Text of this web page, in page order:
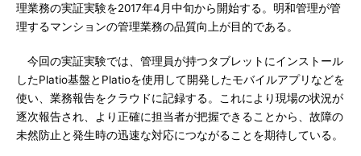
理業務の実証実験を2017年4月中旬から開始する。明和管理が管
理するマンションの管理業務の品質向上が目的である。
今回の実証実験では、管理員が持つタブレットにインストール
したPlatio基盤とPlatioを使用して開発したモバイルアプリなどを
使い、業務報告をクラウドに記録する。これにより現場の状況が
逐次報告され、より正確に担当者が把握できることから、故障の
未然防止と発生時の迅速な対応につながることを期待している。